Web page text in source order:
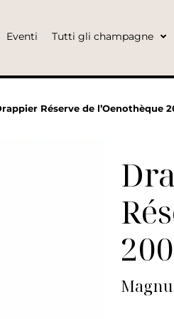
Eventi Tutti gli champagne
Réserve de l’Oenothèque